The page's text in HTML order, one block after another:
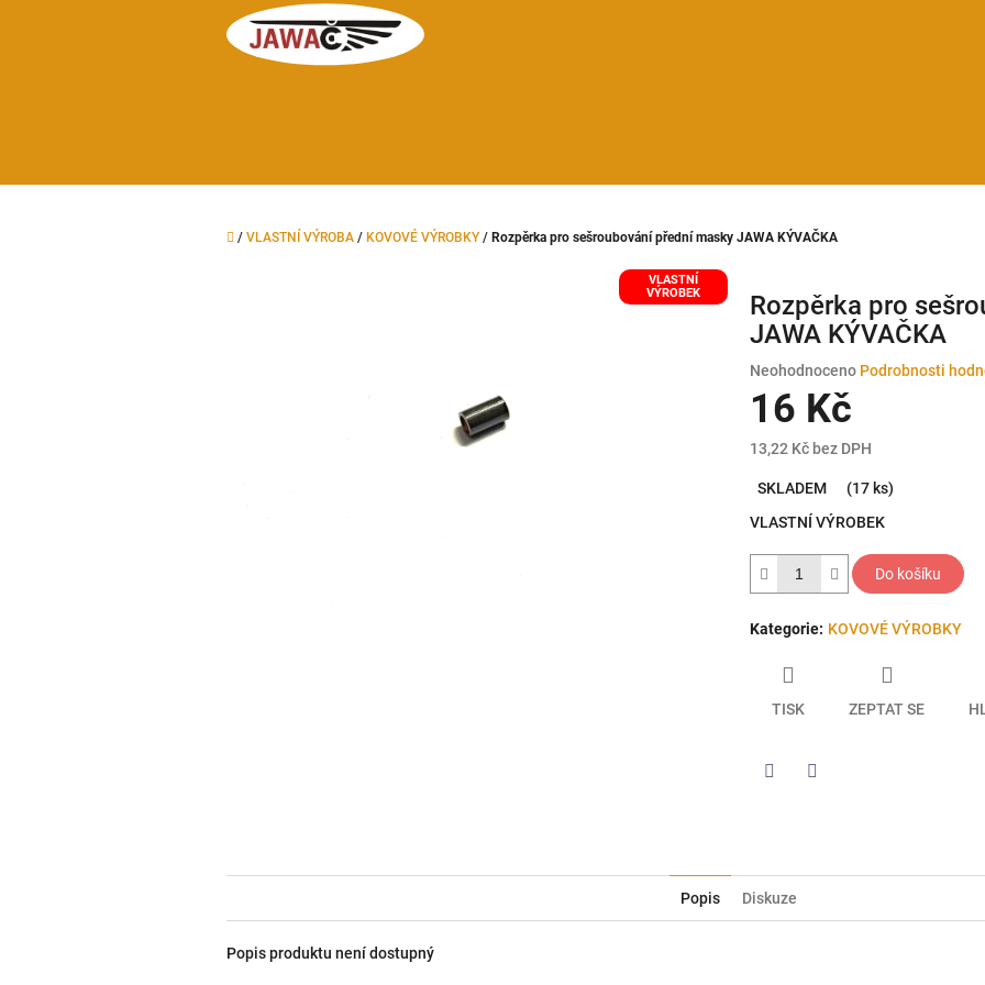
Domů
/ VLASTNÍ VÝROBA / KOVOVÉ VÝROBKY / Rozpěrka pro sešroubování přední masky JAWA KÝVAČKA
VLASTNÍ
VÝROBEK
Rozpěrka pro
JAWA KÝVAČKA
Průměrné
hodnocení
produktu
0,0
hvězdiček.
Neohodnoceno Podrobnosti
16 Kč
13,22 Kč bez DPH
cena:
SKLADEM
(17 ks)
VLASTNÍ VÝROBEK
Do košíku
Kategorie: KOVOVÉ VÝROBKY
TISK ZEPTAT SE
Popis Diskuze
Popis produktu není dostupný